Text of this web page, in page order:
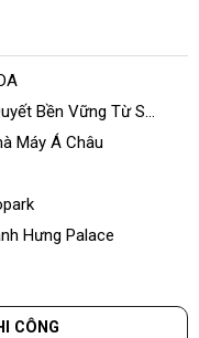
Bền Vững Từ S
Máy Á Châu
Hưng Palace
CÔNG